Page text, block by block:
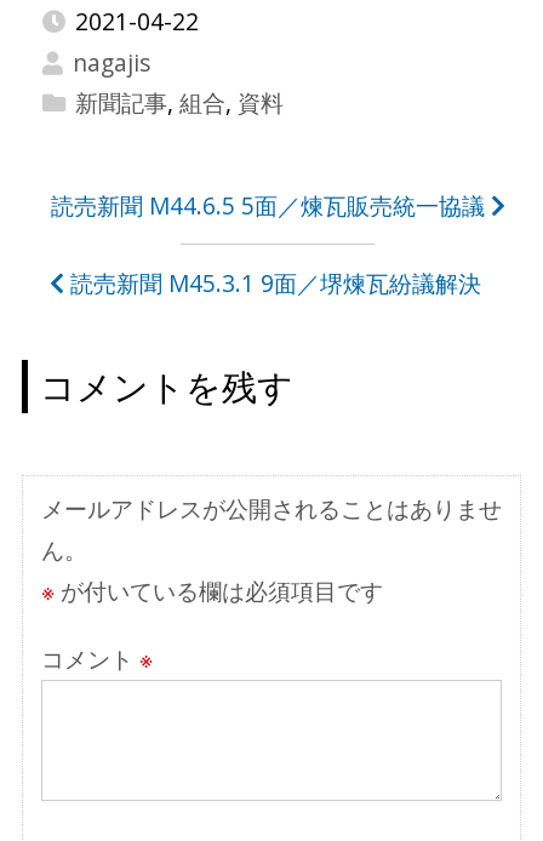
2021-04-22
nagajis
新聞記事, 組合, 資料
投
ナ
ビ
ゲ
シ
ョ
ン
読売新聞 M44.6.5 5面／煉瓦販売統一協議
読売新聞 M45.3.1 9面／堺煉瓦紛議解決
コメントを残す
メールアドレスが公開されることはありませ
ん。
※が付いている欄は必須項目です
コメント ※